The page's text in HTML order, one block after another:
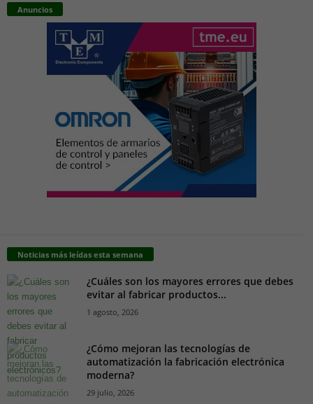
Anuncios
Noticias más leídas esta semana
¿Cuáles son los mayores errores que debes
evitar al fabricar productos...
1 agosto, 2026
¿Cómo mejoran las tecnologías de
automatización la fabricación electrónica
moderna?
29 julio, 2026